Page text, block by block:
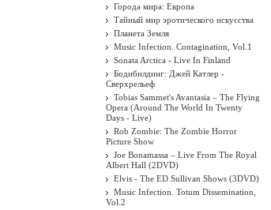
Города мира: Европа
Тайный мир эротического искусства
Планета Земля
Music Infection. Contagination, Vol.1
Sonata Arctica - Live In Finland
Бодибилдинг: Джей Катлер -
Сверхрельеф
Tobias Sammet's Avantasia – The Flying
Opera (Around The World In Twenty
Days - Live)
Rob Zombie: The Zombie Horror
Picture Show
Joe Bonamassa – Live From The Royal
Albert Hall (2DVD)
Elvis - The ED Sullivan Shows (3DVD)
Music Infection. Totum Dissemination,
Vol.2